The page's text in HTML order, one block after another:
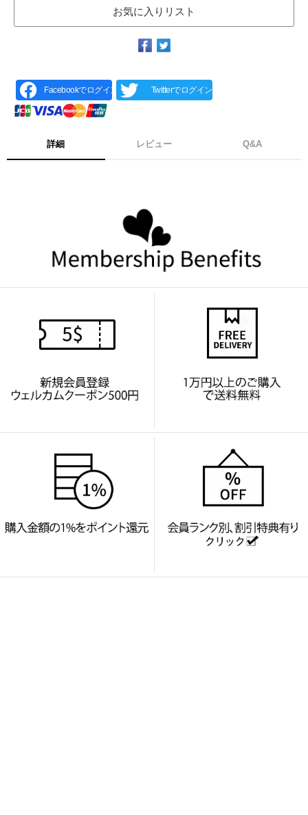
お気に入りリスト
Facebookでログイン Twitterでログイン
詳細 レビュー Q&A